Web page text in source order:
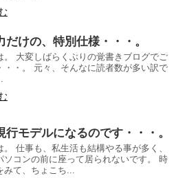
だけの、特別仕様・・・。
。 大変しばらくぶりの覚書きブログでご
・・。 元々、そんなに読者数が多い訳で
行モデルになるのです・・・。
。 仕事も、私生活も結構やる事が多く、
ソコンの前に座って居られないです。 時
みて、ちょこち...